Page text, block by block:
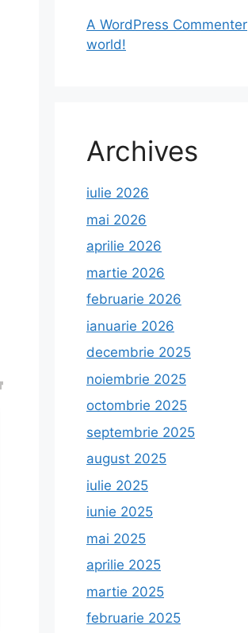
A WordPress Commenter
world!
Archives
iulie 2026
mai 2026
aprilie 2026
martie 2026
februarie 2026
ianuarie 2026
decembrie 2025
noiembrie 2025
octombrie 2025
septembrie 2025
august 2025
iulie 2025
iunie 2025
mai 2025
aprilie 2025
martie 2025
februarie 2025